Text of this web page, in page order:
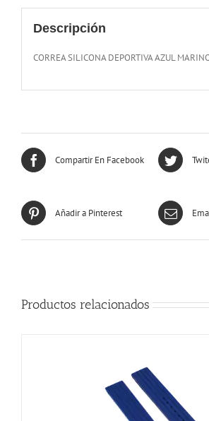
Descripción
CORREA SILICONA DEPORTIVA AZUL
Compartir En Facebook
Añadir a Pinterest
Productos relacionados